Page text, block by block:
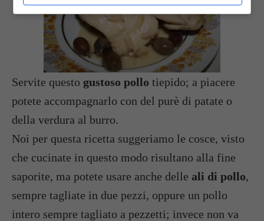
Servite questo gustoso pollo tiepido; a piacere
potete accompagnarlo con del purè di patate o
della verdura al burro.
Noi per questa ricetta suggeriamo le cosce, visto
che cucinate in questo modo risultano alla fine
saporite, ma potete usare anche delle ali di pollo,
sempre tagliate in due pezzi, oppure un pollo
intero sempre tagliato a pezzetti; invece non va